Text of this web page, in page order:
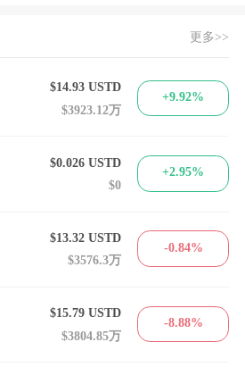
更多>>
$14.93USTD
$3923.12万
+9.92%
$0.026USTD
$0
+2.95%
$13.32USTD
$3576.3万
-0.84%
$15.79USTD
$3804.85万
-8.88%